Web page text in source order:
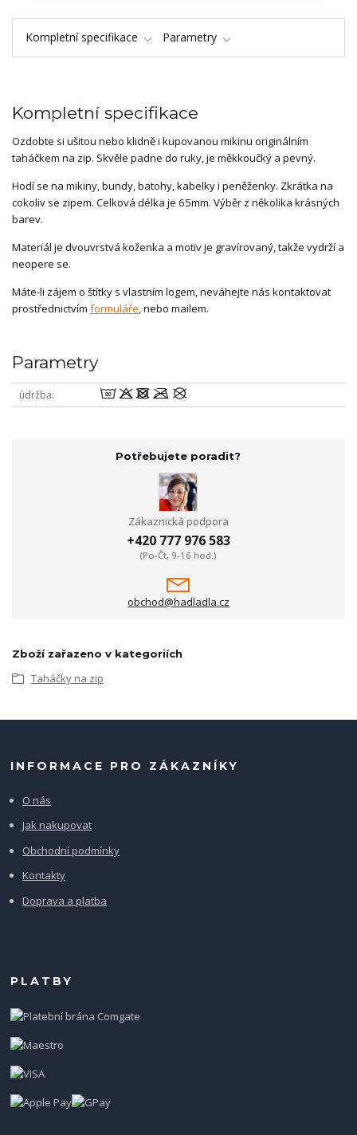
Kompletní specifikace Parametry
Kompletní specifikace
Ozdobte si ušitou nebo klidně i kupovanou mikinu originálním
taháčkem na zip. Skvěle padne do ruky, je měkkoučký a pevný.
Hodí se na mikiny, bundy, batohy, kabelky i peněženky. Zkrátka na
cokoliv se zipem. Celková délka je 65mm. Výběr z několika krásných
barev.
Materiál je dvouvrstvá koženka a motiv je gravírovaný, takže vydrží a
neopere se.
Máte-li zájem o štítky s vlastním logem, neváhejte nás kontaktovat
prostřednictvím formuláře, nebo mailem.
Parametry
údržba wodmU
Potřebujete poradit?
Zákaznická podpora
+420 777 976 583
(Po-Čt, 9-16 hod.)
obchod@hadladla.cz
Zboží zařazeno v kategoriích
Taháčky na zip
INFORMACE PRO ZÁKAZNÍKY
O nás
Jak nakupovat
Obchodní podmínky
Kontakty
Doprava a platba
PLATBY